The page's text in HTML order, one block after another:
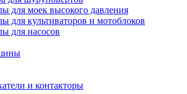
для моек высокого давления
для культиваторов и мотоблоков
для насосов
и контакторы